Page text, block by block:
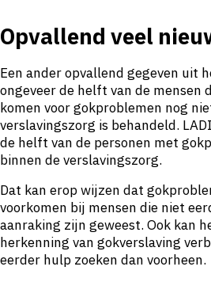
Opvallend veel
Een ander opvallend gegeven uit
ongeveer de helft van de mensen
komen voor gokproblemen nog
verslavingszorg is behandeld.
de helft van de personen met
binnen de verslavingszorg.
Dat kan erop wijzen dat
voorkomen bij mensen die niet
aanraking zijn geweest. Ook kan
herkenning van gokverslaving
eerder hulp zoeken dan voorheen.